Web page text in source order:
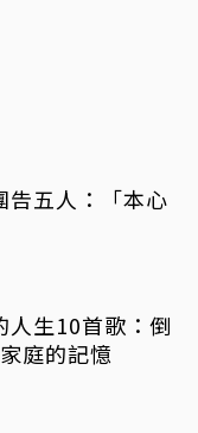
告五人：「本心
人生10首歌：倒
庭的記憶